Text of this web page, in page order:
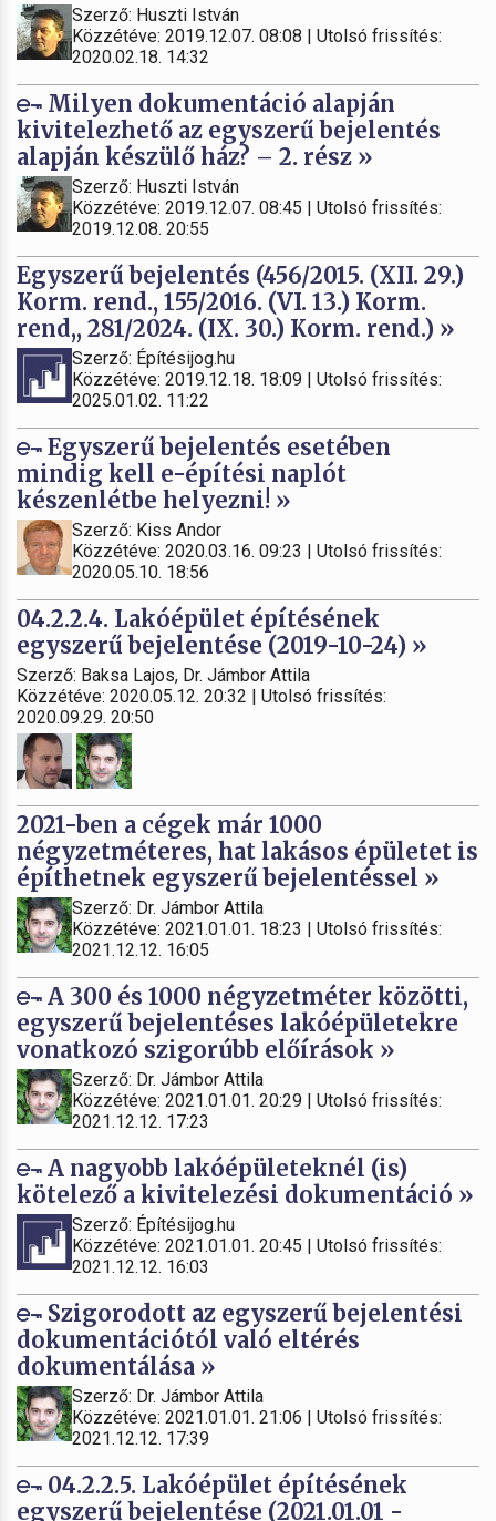
Szerző: Huszti István
Közzétéve: 2019.12.07. 08:08 | Utolsó frissítés:
2020.02.18. 14:32
Milyen dokumentáció alapján
kivitelezhető az egyszerű bejelentés
alapján készülő ház? – 2. rész »
Szerző: Huszti István
Közzétéve: 2019.12.07. 08:45 | Utolsó frissítés:
2019.12.08. 20:55
Egyszerű bejelentés (456/2015. (XII. 29.)
Korm. rend., 155/2016. (VI. 13.) Korm.
rend,, 281/2024. (IX. 30.) Korm. rend.) »
Szerző: Építésijog.hu
Közzétéve: 2019.12.18. 18:09 | Utolsó frissítés:
2025.01.02. 11:22
Egyszerű bejelentés esetében
mindig kell e-építési naplót
készenlétbe helyezni! »
Szerző: Kiss Andor
Közzétéve: 2020.03.16. 09:23 | Utolsó frissítés:
2020.05.10. 18:56
04.2.2.4. Lakóépület építésének
egyszerű bejelentése (2019-10-24) »
Szerző: Baksa Lajos, Dr. Jámbor Attila
Közzétéve: 2020.05.12. 20:32 | Utolsó frissítés:
2020.09.29. 20:50
2021-ben a cégek már 1000
négyzetméteres, hat lakásos épületet is
építhetnek egyszerű bejelentéssel »
Szerző: Dr. Jámbor Attila
Közzétéve: 2021.01.01. 18:23 | Utolsó frissítés:
2021.12.12. 16:05
A 300 és 1000 négyzetméter közötti,
egyszerű bejelentéses lakóépületekre
vonatkozó szigorúbb előírások »
Szerző: Dr. Jámbor Attila
Közzétéve: 2021.01.01. 20:29 | Utolsó frissítés:
2021.12.12. 17:23
A nagyobb lakóépületeknél (is)
kötelező a kivitelezési dokumentáció »
Szerző: Építésijog.hu
Közzétéve: 2021.01.01. 20:45 | Utolsó frissítés:
2021.12.12. 16:03
Szigorodott az egyszerű bejelentési
dokumentációtól való eltérés
dokumentálása »
Szerző: Dr. Jámbor Attila
Közzétéve: 2021.01.01. 21:06 | Utolsó frissítés:
2021.12.12. 17:39
04.2.2.5. Lakóépület építésének
egyszerű bejelentése (2021.01.01 -